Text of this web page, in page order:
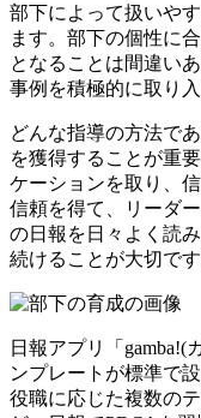
部下によって扱いや
ます。部下の個性に
となることは間違い
事例を積極的に取り
どんな指導の方法で
を獲得することが重
ケーションを取り、
信頼を得て、リーダ
の日報を日々よく読
続けることが大切です
日報アプリ「gamba!(
ンプレートが標準で
役職に応じた複数の